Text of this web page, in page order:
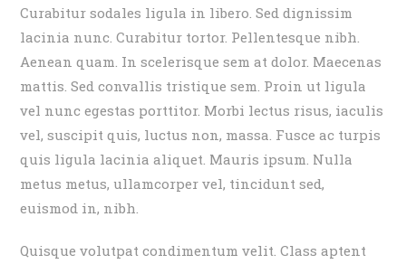
Curabitur sodales ligula in libero. Sed dignissim
lacinia nunc. Curabitur tortor. Pellentesque nibh.
Aenean quam. In scelerisque sem at dolor. Maecenas
mattis. Sed convallis tristique sem. Proin ut ligula
vel nunc egestas porttitor. Morbi lectus risus, iaculis
vel, suscipit quis, luctus non, massa. Fusce ac turpis
quis ligula lacinia aliquet. Mauris ipsum. Nulla
metus metus, ullamcorper vel, tincidunt sed,
euismod in, nibh.
Quisque volutpat condimentum velit. Class aptent